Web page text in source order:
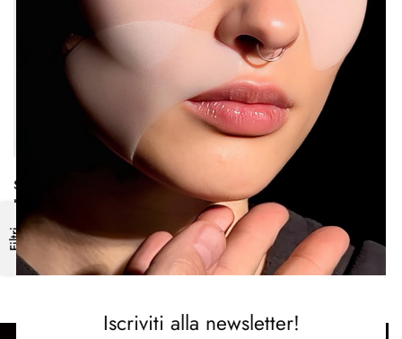
Filtri
Secret Cream | BB Cream
Illuminante SPF 30
€43.00
Concealer | Correttore
compatto in crema
€22.00
Iscriviti alla newsletter!